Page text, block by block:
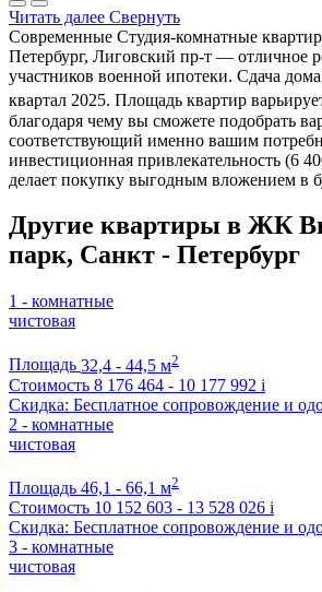
Читать далее Свернуть
Современные Студия-комнатные
Петербург, Лиговский пр-т — отличное
участников военной ипотеки. Сдача
квартал 2025. Площадь квартир
благодаря чему вы сможете подобрать
соответствующий именно вашим
инвестиционная привлекательность (6
делает покупку выгодным вложением в
Другие квартиры в ЖК
парк, Санкт - Петербург
1 - комнатные
чистовая
Площадь 32,4 - 44,5 м2
Стоимость 8 176 464 - 10 177 992 i
Скидка: Бесплатное сопровождение и
2 - комнатные
чистовая
Площадь 46,1 - 66,1 м2
Стоимость 10 152 603 - 13 528 026 i
Скидка: Бесплатное сопровождение и
3 - комнатные
чистовая